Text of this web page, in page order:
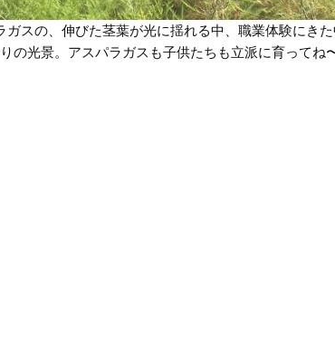
ガスの、伸びた茎葉が光に揺れる中、職業体験にき
の光景。アスパラガスも子供たちも立派に育ってね